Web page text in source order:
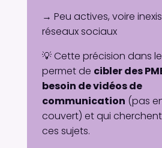
→ Peu actives, voire
réseaux sociaux
💡 Cette précision dans
permet de cibler des
besoin de vidéos de
communication (pas
couvert) et qui
ces sujets.